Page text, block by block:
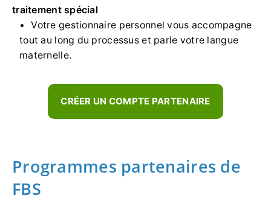
traitement spécial
Votre gestionnaire personnel vous accompagne
tout au long du processus et parle votre langue
maternelle.
CRÉER UN COMPTE PARTENAIRE
Programmes partenaires de
FBS